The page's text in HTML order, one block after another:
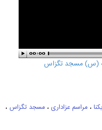
(س) مسجد تگزاس
، مراسم عزاداری ، مسجد تگزاس ،